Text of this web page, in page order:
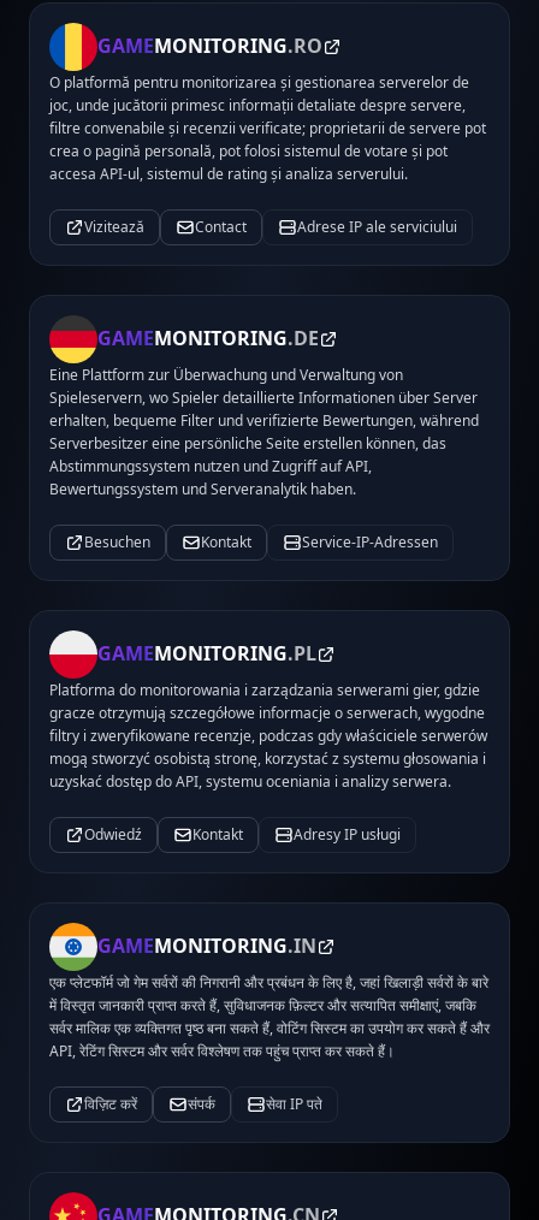
GAMEMONITORING.RO
O platformă pentru monitorizarea și gestionarea serverelor de
joc, unde jucătorii primesc informații detaliate despre servere,
filtre convenabile și recenzii verificate; proprietarii de servere pot
crea o pagină personală, pot folosi sistemul de votare și pot
accesa API-ul, sistemul de rating și analiza serverului.
Vizitează Contact Adrese IP ale serviciului
GAMEMONITORING.DE
Eine Plattform zur Überwachung und Verwaltung von
Spieleservern, wo Spieler detaillierte Informationen über Server
erhalten, bequeme Filter und verifizierte Bewertungen, während
Serverbesitzer eine persönliche Seite erstellen können, das
Abstimmungssystem nutzen und Zugriff auf API,
Bewertungssystem und Serveranalytik haben.
Besuchen Kontakt Service-IP-Adressen
GAMEMONITORING.PL
Platforma do monitorowania i zarządzania serwerami gier, gdzie
gracze otrzymują szczegółowe informacje o serwerach, wygodne
filtry i zweryfikowane recenzje, podczas gdy właściciele serwerów
mogą stworzyć osobistą stronę, korzystać z systemu głosowania i
uzyskać dostęp do API, systemu oceniania i analizy serwera.
Odwiedź Kontakt Adresy IP usługi
GAMEMONITORING.IN
एक प्लेटफॉर्म जो गेम सर्वरों की निगरानी और प्रबंधन के लिए है, जहां खिलाड़ी सर्वरों के बारे
में विस्तृत जानकारी प्राप्त करते हैं, सुविधाजनक फ़िल्टर और सत्यापित समीक्षाएं, जबकि
सर्वर मालिक एक व्यक्तिगत पृष्ठ बना सकते हैं, वोटिंग सिस्टम का उपयोग कर सकते हैं और
API, रेटिंग सिस्टम और सर्वर विश्लेषण तक पहुंच प्राप्त कर सकते हैं।
विज़िट करें संपर्क सेवा IP पते